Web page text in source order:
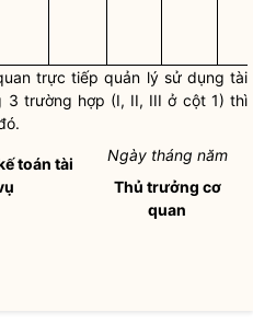
trực tiếp quản lý sử dụng tài
3 trường hợp (I, II, III ở cột 1) thì
toán tài
Ngày tháng năm
Thủ trưởng cơ
quan